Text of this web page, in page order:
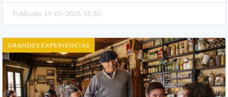
Publicado: 19-05-2026 18:30
GRANDES EXPERIENCIAS